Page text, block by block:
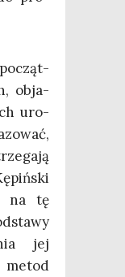
począt­
obja­
uro­
na tę
jej